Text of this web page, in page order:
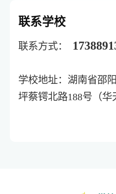
联系学校
联系方式：
学校地址：湖南省邵
坪蔡锷北路188号（华